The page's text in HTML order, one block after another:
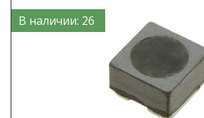
В наличии: 26